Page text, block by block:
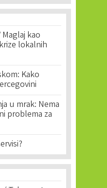
kao
lokalnih
Kako
u mrak: Nema
problema za